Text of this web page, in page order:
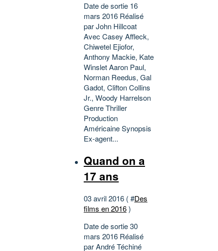
Date de sortie 16
mars 2016 Réalisé
par John Hillcoat
Avec Casey Affleck,
Chiwetel Ejiofor,
Anthony Mackie, Kate
Winslet Aaron Paul,
Norman Reedus, Gal
Gadot, Clifton Collins
Jr., Woody Harrelson
Genre Thriller
Production
Américaine Synopsis
Ex-agent...
Quand on a
17 ans
03 avril 2016 ( #Des
films en 2016)
Date de sortie 30
mars 2016 Réalisé
par André Téchiné